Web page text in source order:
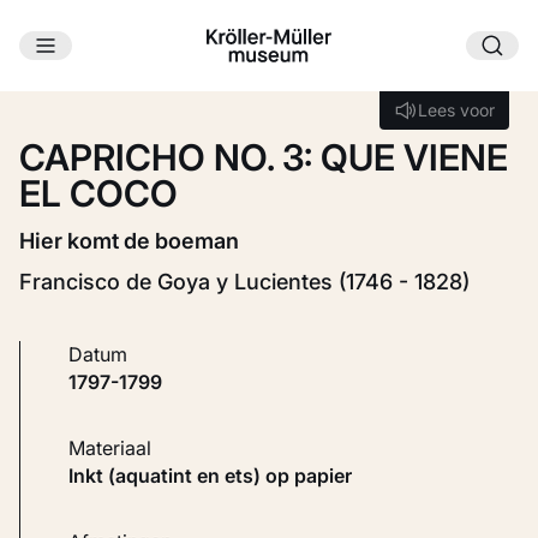
Ga naar hoofdinhoud
Lees voor
Lees voor
CAPRICHO NO. 3: QUE VIENE
EL COCO
Hier komt de boeman
Francisco de Goya y Lucientes (1746 - 1828)
Datum
1797-1799
Materiaal
Inkt (aquatint en ets) op papier